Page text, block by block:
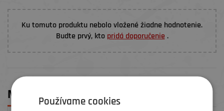
Ku tomuto produktu nebolo vložené žiadne hodnotenie.
Budte prvý, kto pridá doporučenie.
MOHLO BY SA VÁM PÁČIŤ
Používame cookies